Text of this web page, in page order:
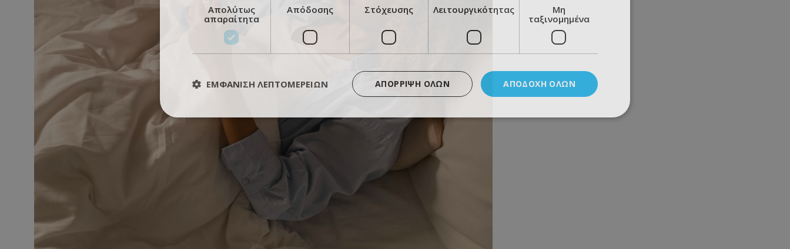
Απολύτως
απαραίτητα
Απόδοσης Στόχευσης Λειτουργικότητας
Μη
ταξινομημένα
ΑΠΟΔΟΧΉ ΌΛΩΝ
ΑΠΌΡΡΙΨΗ ΌΛΩΝ
ΕΜΦΆΝΙΣΗ ΛΕΠΤΟΜΕΡΕΙΏΝ